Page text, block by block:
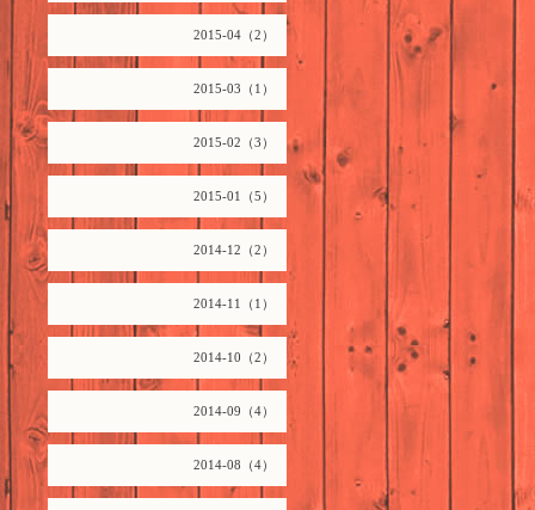
2015-04（2）
2015-03（1）
2015-02（3）
2015-01（5）
2014-12（2）
2014-11（1）
2014-10（2）
2014-09（4）
2014-08（4）